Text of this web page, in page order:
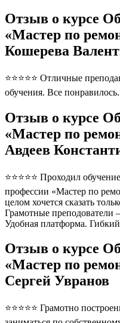
Отзыв о курсе
«Мастер по
Кошерева
⭐⭐⭐⭐⭐ Отличные
обучения. Все понравилось.
Отзыв о курсе
«Мастер по
Авдеев
⭐⭐⭐⭐⭐ Проходил
профессии «Мастер по
целом хочется сказать
Грамотные
Удобная платформа.
Отзыв о курсе
«Мастер по
Сергей Увранов
⭐⭐⭐⭐⭐ Грамотно